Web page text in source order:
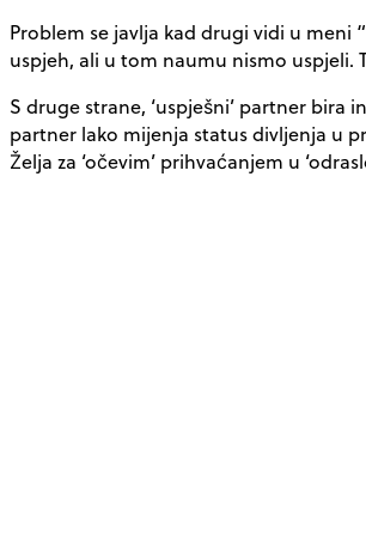
Problem se javlja kad drugi vidi u meni
uspjeh, ali u tom naumu nismo uspjeli.
S druge strane, ‘uspješni’ partner
partner lako mijenja status divljenja u
Želja za ‘očevim’ prihvaćanjem u